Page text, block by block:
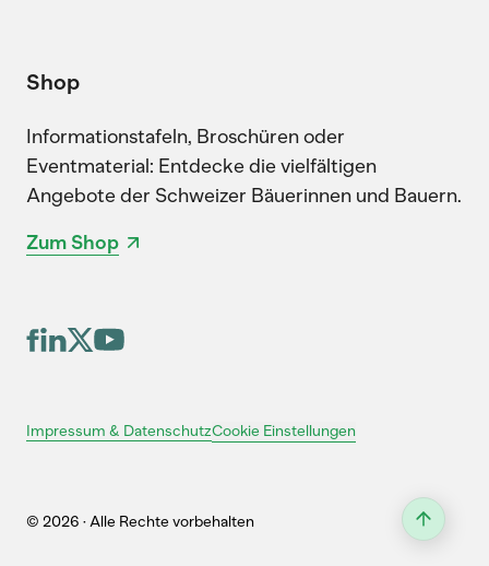
Shop
Informationstafeln, Broschüren oder
Eventmaterial: Entdecke die vielfältigen
Angebote der Schweizer Bäuerinnen und Bauern.
Zum Shop
Impressum & DatenschutzCookie Einstellungen
© 2026 · Alle Rechte vorbehalten